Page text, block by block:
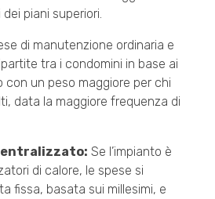
piani superiori.
di manutenzione ordinaria e
tra i condomini in base ai
con un peso maggiore per chi
data la maggiore frequenza di
Se l’impianto è
di calore, le spese si
fissa, basata sui millesimi, e